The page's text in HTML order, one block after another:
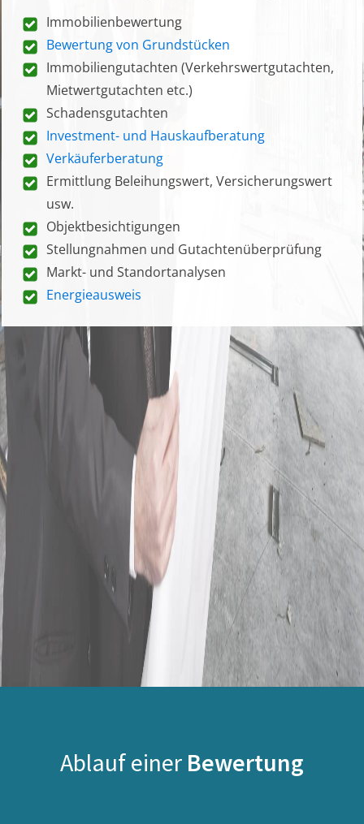
Immobilienbewertung
Bewertung von Grundstücken
Immobiliengutachten (Verkehrswertgutachten,
Mietwertgutachten etc.)
Schadensgutachten
Investment- und Hauskaufberatung
Verkäuferberatung
Ermittlung Beleihungswert, Versicherungswert
usw.
Objektbesichtigungen
Stellungnahmen und Gutachtenüberprüfung
Markt- und Standortanalysen
Energieausweis
Ablauf einer Bewertung